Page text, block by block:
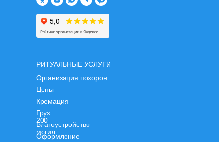
РИТУАЛЬНЫЕ УСЛУГИ
Организация похорон
Цены
Кремация
Груз
200
Благоустройство
могил
Оформление